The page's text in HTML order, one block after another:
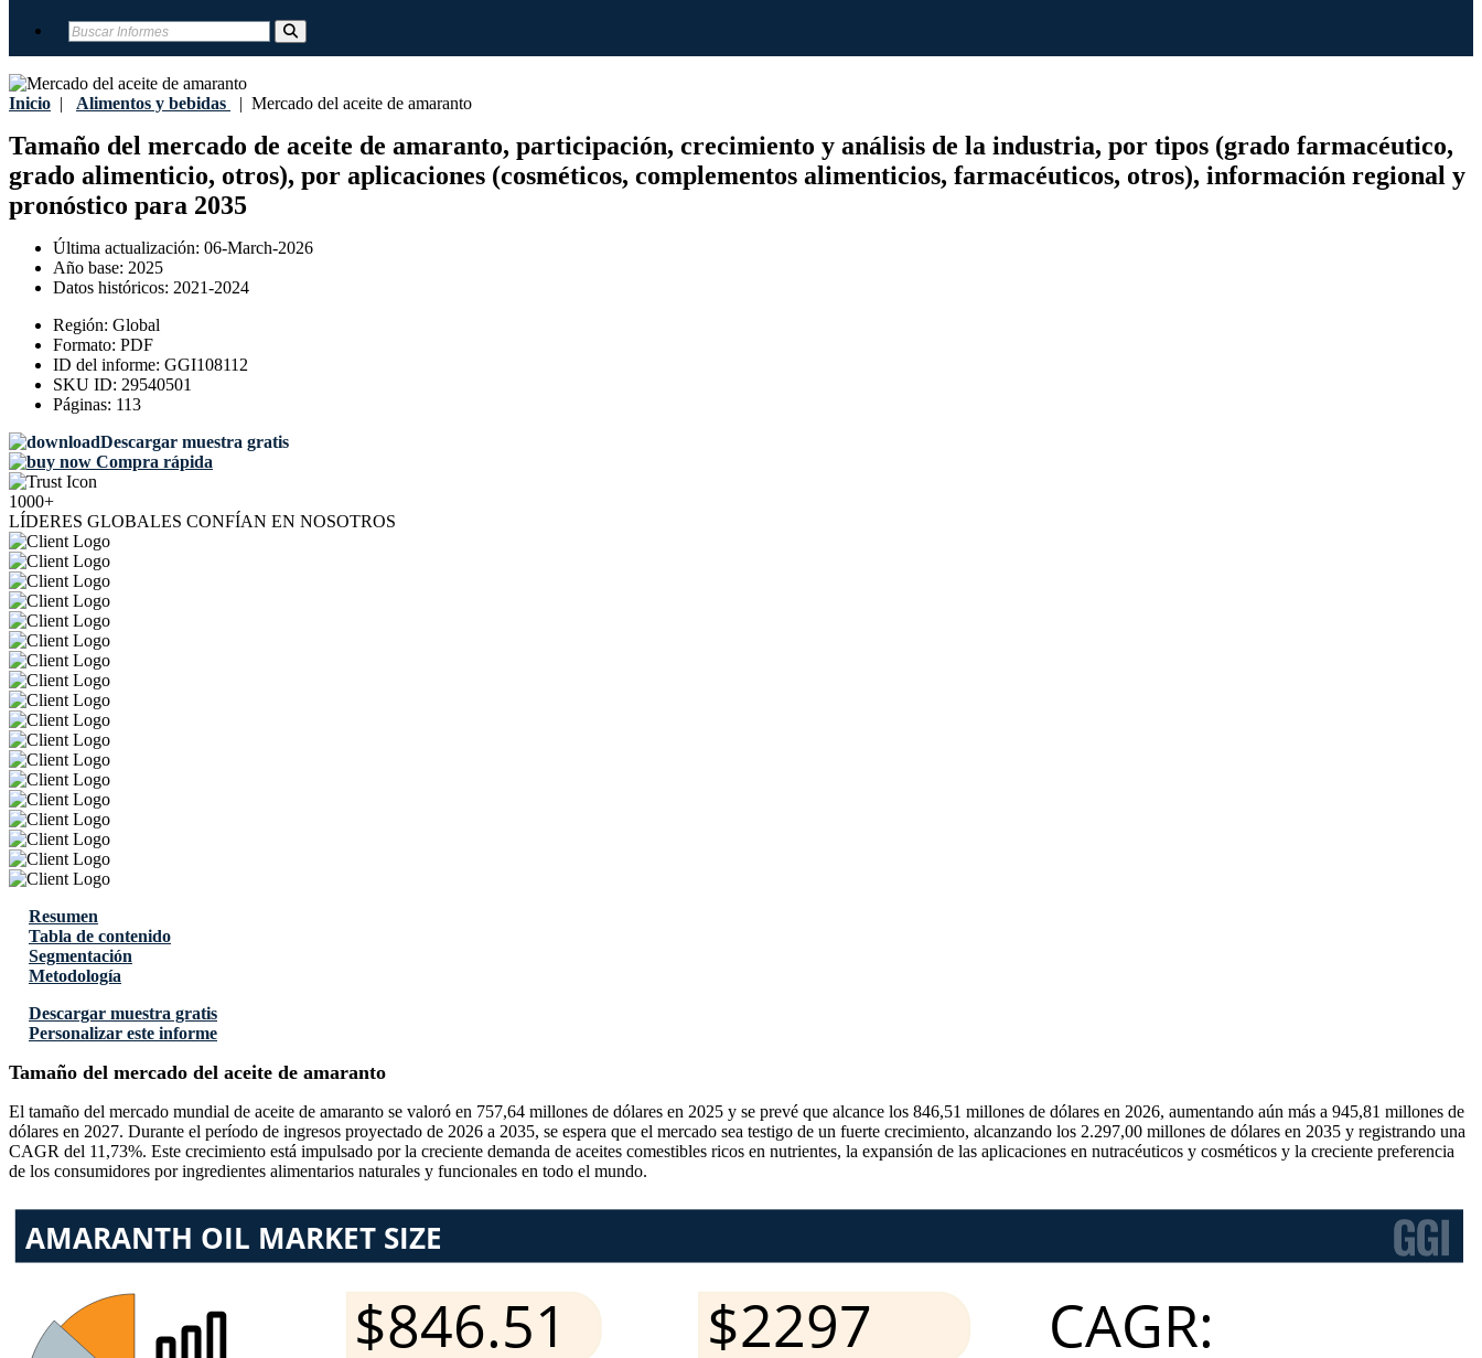
Inicio | Alimentos y bebidas | Mercado del aceite de amaranto
Tamaño del mercado de aceite de amaranto, participación, crecimiento y análisis de la industria, por tipos (grado farmacéutico,
grado alimenticio, otros), por aplicaciones (cosméticos, complementos alimenticios, farmacéuticos, otros), información regional y
pronóstico para 2035
Última actualización: 06-March-2026
Año base: 2025
Datos históricos: 2021-2024
Región: Global
Formato: PDF
ID del informe: GGI108112
SKU ID: 29540501
Páginas: 113
Descargar muestra gratis
Compra rápida
1000+
LÍDERES GLOBALES CONFÍAN EN NOSOTROS
Resumen
Tabla de contenido
Segmentación
Metodología
Descargar muestra gratis
Personalizar este informe
Tamaño del mercado del aceite de amaranto
El tamaño del mercado mundial de aceite de amaranto se valoró en 757,64 millones de dólares en 2025 y se prevé que alcance los 846,51 millones de dólares en 2026, aumentando aún más a 945,81 millones de
dólares en 2027. Durante el período de ingresos proyectado de 2026 a 2035, se espera que el mercado sea testigo de un fuerte crecimiento, alcanzando los 2.297,00 millones de dólares en 2035 y registrando una
CAGR del 11,73%. Este crecimiento está impulsado por la creciente demanda de aceites comestibles ricos en nutrientes, la expansión de las aplicaciones en nutracéuticos y cosméticos y la creciente preferencia
de los consumidores por ingredientes alimentarios naturales y funcionales en todo el mundo.